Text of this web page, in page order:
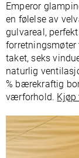
Emperor
en følelse av
gulvareal,
forretningsmøter
taket, seks
naturlig
% bærekraftig
værforhold. Kjøp